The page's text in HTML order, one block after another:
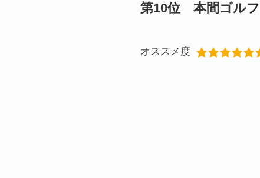
第10位 本間ゴルフ
オススメ度